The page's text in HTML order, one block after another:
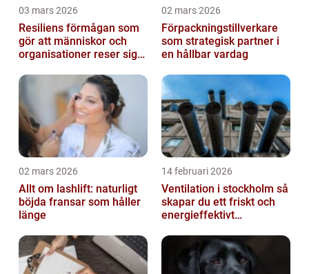
03 mars 2026
Resiliens förmågan som
gör att människor och
organisationer reser sig
02 mars 2026
Förpackningstillverkare
som strategisk partner i
en hållbar vardag
02 mars 2026
Allt om lashlift: naturligt
böjda fransar som håller
länge
14 februari 2026
Ventilation i stockholm så
skapar du ett friskt och
energieffektivt